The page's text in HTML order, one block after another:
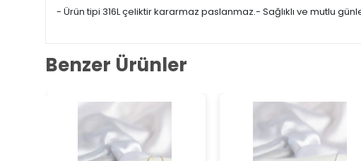
- Ürün tipi 316L çeliktir kararmaz paslanmaz.- Sağlıklı ve mutlu
Benzer Ürünler